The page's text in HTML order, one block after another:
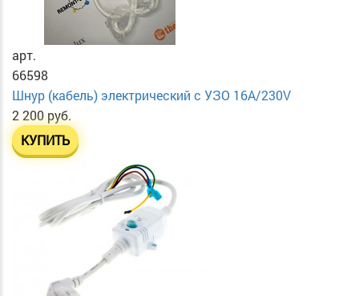
арт.
66598
Шнур (кабель) электрический с УЗО 16А/230V
2 200 руб.
КУПИТЬ